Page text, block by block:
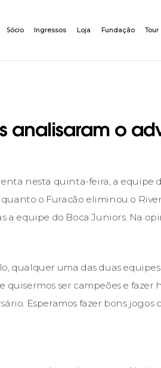
Sócio Ingressos Loja Fundação Tour
analisaram o
nesta quinta-feira, a equipe
o Furacão eliminou o
a equipe do Boca Juniors. Na
qualquer uma das duas
quisermos ser campeões e
Esperamos fazer bons